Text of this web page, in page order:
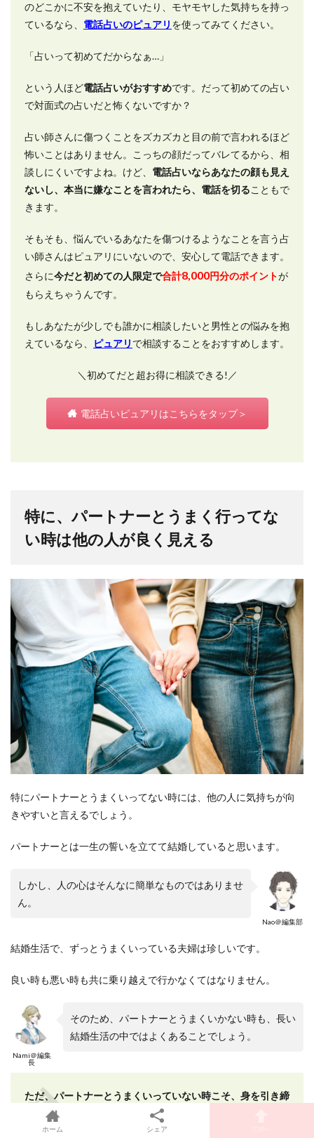
のどこかに不安を抱えていたり、モヤモヤした気持ちを持っ
ているなら、 電話占いのピュアリ を使ってみてください。
「占いって初めてだからなぁ…」
という人ほど電話占いがおすすめです。だって初めての占い
で対面式の占いだと怖くないですか？
占い師さんに傷つくことをズカズカと目の前で言われるほど
怖いことはありません。こっちの顔だってバレてるから、相
談しにくいですよね。けど、 電話占いならあなたの顔も見え
ないし、本当に嫌なことを言われたら、電話を切ることもで
きます。
そもそも、悩んでいるあなたを傷つけるようなことを言う占
い師さんはピュアリにいないので、安心して電話できます。
さらに今だと初めての人限定で合計8,000円分のポイントが
もらえちゃうんです。
もしあなたが少しでも誰かに相談したいと男性との悩みを抱
えているなら、
ピュアリ で相談することをおすすめします。
＼初めてだと超お得に相談できる!／
電話占いピュアリはこちらをタップ＞
特に、パートナーとうまく行ってな
い時は他の人が良く見える
特にパートナーとうまくいってない時には、他の人に気持ちが向
きやすいと言えるでしょう。
パートナーとは一生の誓いを立てて結婚していると思います。
Nao＠編集部
しかし、人の心はそんなに簡単なものではありませ
ん。
結婚生活で、ずっとうまくいっている夫婦は珍しいです。
良い時も悪い時も共に乗り越えで行かなくてはなりません。
Nami＠編集
長
そのため、パートナーとうまくいかない時も、長い
結婚生活の中ではよくあることでしょう。
ただ、パートナーとうまくいっていない時こそ、身を引き締
めて対処法を考えて、しっかりと恋愛を冷静に判断する必要
がありそうです。
ホーム シェア